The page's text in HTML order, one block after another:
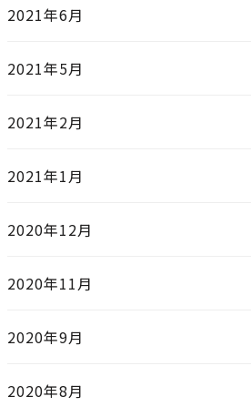
2021年6月
2021年5月
2021年2月
2021年1月
2020年12月
2020年11月
2020年9月
2020年8月